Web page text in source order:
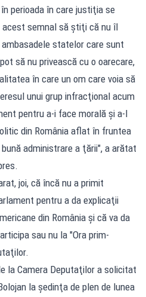
perioada în care justiţia se
semnal să ştiţi că nu îl
statelor care sunt
să nu privească cu o oarecare,
în care un om care voia să
unui grup infracţional acum
pentru a-i face morală şi a-l
din România aflat în fruntea
administrare a ţării", a arătat
joi, că încă nu a primit
pentru a da explicaţii
din România şi că va da
sau nu la "Ora prim-
la Camera Deputaţilor a solicitat
la şedinţa de plen de lunea